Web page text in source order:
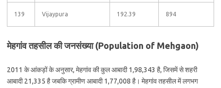
139 Vijaypura 192.39 894
मेहगांव तहसील की जनसंख्या (Population of Mehgaon)
2011 के आंकड़ों के अनुसार, मेहगांव की कुल आबादी 1,98,343 है, जिसमें से शहरी
आबादी 21,335 है जबकि ग्रामीण आबादी 1,77,008 है। मेहगांव तहसील में लगभग